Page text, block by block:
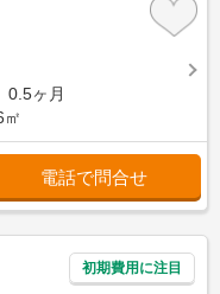
0.5ヶ月
電話で問合せ
初期費用に注目